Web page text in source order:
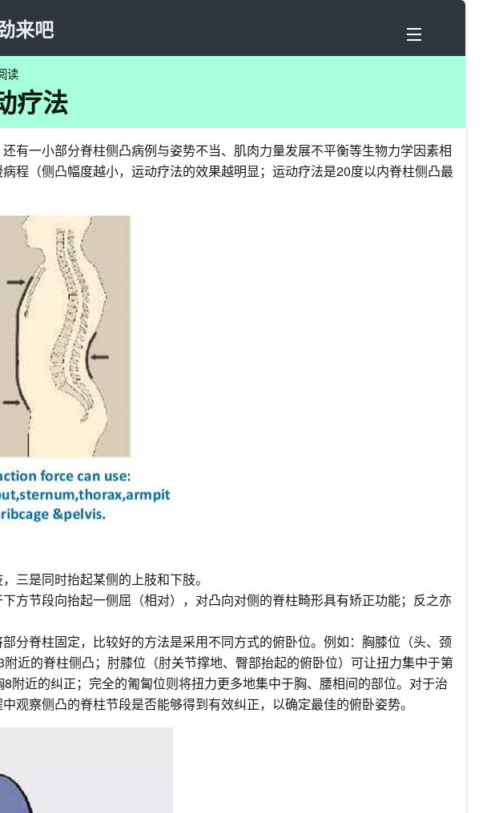
来吧
读
疗法
有一小部分脊柱侧凸病例与姿势不当、肌肉力量发展不平衡等生物力学因素相
程（侧凸幅度越小，运动疗法的效果越明显；运动疗法是20度以内脊柱侧凸最
三是同时抬起某侧的上肢和下肢。
方节段向抬起一侧屈（相对），对凸向对侧的脊柱畸形具有矫正功能；反之亦
分脊柱固定，比较好的方法是采用不同方式的俯卧位。例如：胸膝位（头、颈
近的脊柱侧凸；肘膝位（肘关节撑地、臀部抬起的俯卧位）可让扭力集中于第
近的纠正；完全的匍匐位则将扭力更多地集中于胸、腰相间的部位。对于治
察侧凸的脊柱节段是否能够得到有效纠正，以确定最佳的俯卧姿势。